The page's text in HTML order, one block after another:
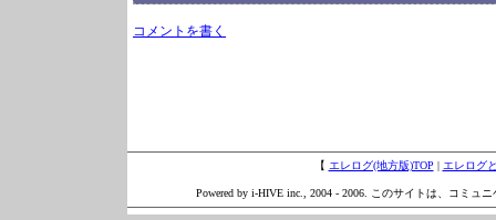
コメントを書く
【 エレログ(地方版)TOP | エレログ
Powered by i-HIVE inc., 2004 - 2006. このサイトは、コミュ